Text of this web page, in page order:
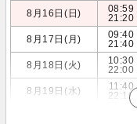
8月16日(日)
08:59
21:20
8月17日(月)
09:40
21:40
8月18日(火)
10:30
22:00
8月19日(水)
11:40
22:10